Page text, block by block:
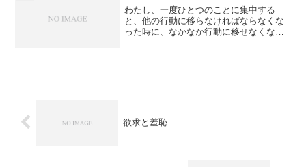
わたし、一度ひとつのことに集中する
と、他の行動に移らなければならなくな
った時に、なかなか行動に移せなくなる
欲求と羞恥